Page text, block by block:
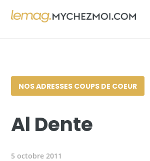
NOS ADRESSES COUPS DE COEUR
Al Dente
5 octobre 2011